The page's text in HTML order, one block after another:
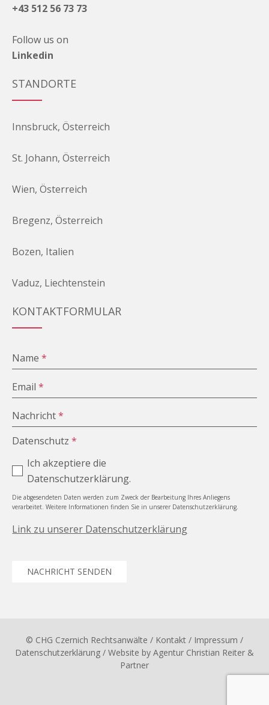
+43 512 56 73 73
Follow us on
Linkedin
STANDORTE
Innsbruck, Österreich
St. Johann, Österreich
Wien, Österreich
Bregenz, Österreich
Bozen, Italien
Vaduz, Liechtenstein
KONTAKTFORMULAR
Name*
Email*
Nachricht*
Datenschutz*
Ich akzeptiere die
Datenschutzerklärung.
Die abgesendeten Daten werden zum Zweck der Bearbeitung Ihres Anliegens
verarbeitet. Weitere Informationen finden Sie in unserer Datenschutzerklärung.
Link zu unserer Datenschutzerklärung
NACHRICHT SENDEN
© CHG Czernich Rechtsanwälte / Kontakt / Impressum /
Datenschutzerklärung / Website by Agentur Christian Reiter &
Partner